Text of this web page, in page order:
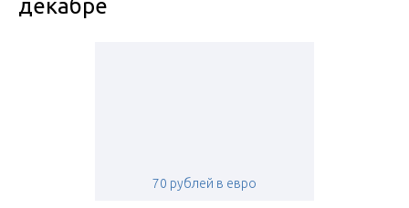
декабре
70 рублей в евро